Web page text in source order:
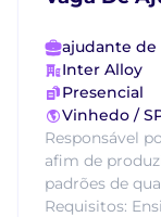
ajudante de
Inter Alloy
Presencial
Vinhedo /
Responsável
afim de
padrões de
Requisitos: